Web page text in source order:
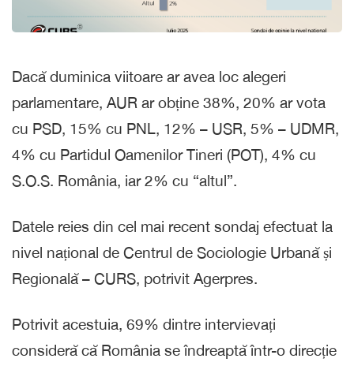
Dacă duminica viitoare ar avea loc alegeri
parlamentare, AUR ar obține 38%, 20% ar vota
cu PSD, 15% cu PNL, 12% – USR, 5% – UDMR,
4% cu Partidul Oamenilor Tineri (POT), 4% cu
S.O.S. România, iar 2% cu “altul”.
Datele reies din cel mai recent sondaj efectuat la
nivel național de Centrul de Sociologie Urbană și
Regională – CURS, potrivit Agerpres.
Potrivit acestuia, 69% dintre intervievați
consideră că România se îndreaptă într-o direcție